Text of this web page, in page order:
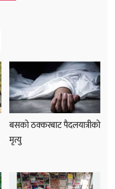
बसको ठक्करबाट पैदलयात्रीको
मृत्यु